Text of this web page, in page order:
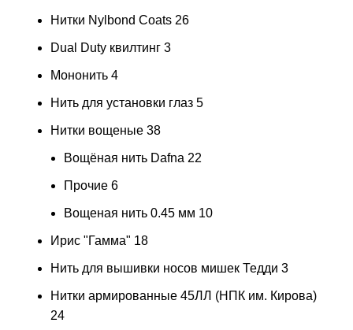
Нитки Nylbond Coats 26
Dual Duty квилтинг 3
Мононить 4
Нить для установки глаз 5
Нитки вощеные 38
Вощёная нить Dafna 22
Прочие 6
Вощеная нить 0.45 мм 10
Ирис "Гамма" 18
Нить для вышивки носов мишек Тедди 3
Нитки армированные 45ЛЛ (НПК им. Кирова)
24